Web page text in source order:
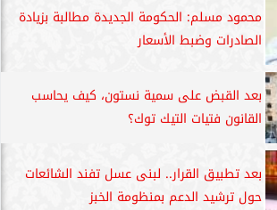
محمود مسلم: الحكومة الجديدة مطالبة بزيادة
الصادرات وضبط الأسعار
بعد القبض على سمية نستون، كيف يحاسب
القانون فتيات التيك توك؟
بعد تطبيق القرار.. لبنى عسل تفند الشائعات
حول ترشيد الدعم بمنظومة الخبز